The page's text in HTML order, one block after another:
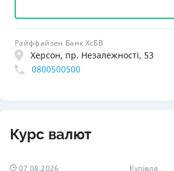
Райффайзен Банк ХсБВ
Херсон, пр. Незалежності, 53
0800500500
Курс валют
07.08.2026 Купівля